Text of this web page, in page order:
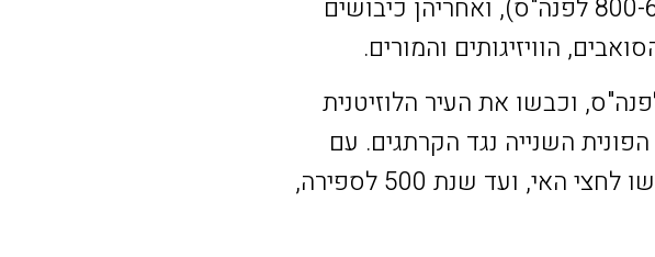
הסופית של תחנות מסחר פיניקיות ויווניות (בסביבות 800-600 לפנה"ס), ואחריהן כיבושים
הוויזיגותים והמורים.
רומיים נכנסו לראשונה לחצי האי האיברי ב-219 לפנה"ס, וכבשו את העיר הלוזיטנית
במלחמה הפונית השנייה נגד הקרתגים. עם
קריסת האימפריה הרומית, גלים של שבטים גרמאניים פלשו לחצי האי, ועד שנת 500 לספירה,